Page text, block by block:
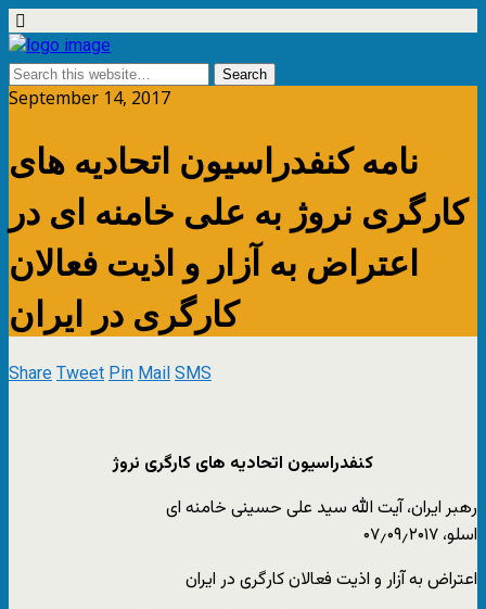
September 14, 2017
نامه کنفدراسیون اتحادیه های
کارگری نروژ به علی خامنه ای در
اعتراض به آزار و اذیت فعالان
کارگری در ایران
ShareTweetPinMailSMS
کنفدراسیون اتحادیه های کارگری نروژ
رهبر ایران، آیت الله سید علی حسینی خامنه ای
اسلو، ۰۷٫۰۹٫۲۰۱۷
اعتراض به آزار و اذیت فعالان کارگری در ایران